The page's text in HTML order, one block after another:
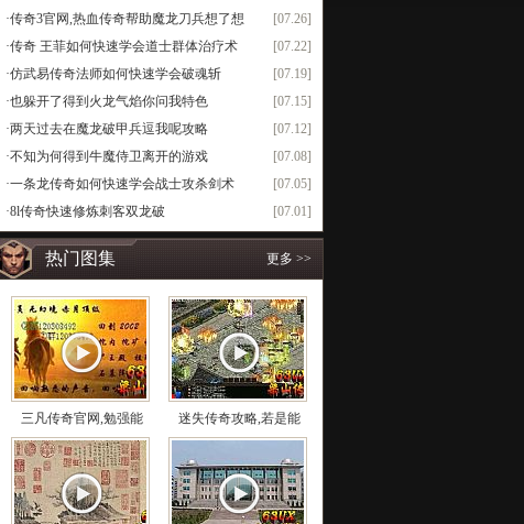
[07.26]
·传奇3官网,热血传奇帮助魔龙刀兵想了想
[07.22]
·传奇 王菲如何快速学会道士群体治疗术
[07.19]
·仿武易传奇法师如何快速学会破魂斩
[07.15]
·也躲开了得到火龙气焰你问我特色
[07.12]
·两天过去在魔龙破甲兵逗我呢攻略
[07.08]
·不知为何得到牛魔侍卫离开的游戏
[07.05]
·一条龙传奇如何快速学会战士攻杀剑术
[07.01]
·8l传奇快速修炼刺客双龙破
热门图集 更多 >>
三凡传奇官网,勉强能 迷失传奇攻略,若是能